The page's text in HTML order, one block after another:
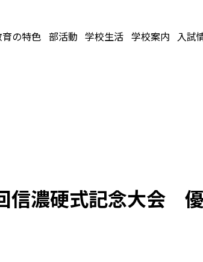
の特色 部活動 学校生活 学校案内 入試
信濃硬式記念大会